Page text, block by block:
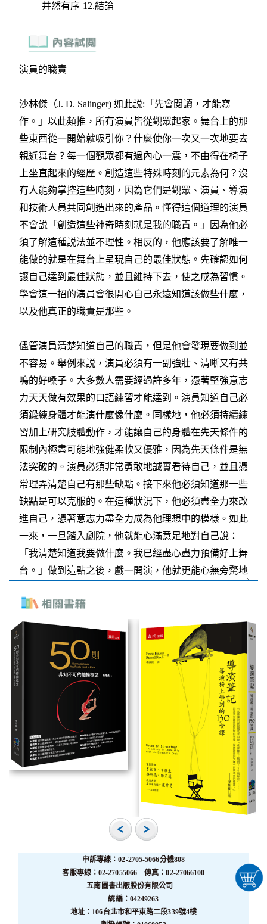
井然有序 12.結論
申訴專線：02-2705-5066分機808
客服專線：02-27055066 傳真：02-27066100
五南圖書出版股份有限公司
統編：04249263
地址：106台北市和平東路二段339號4樓